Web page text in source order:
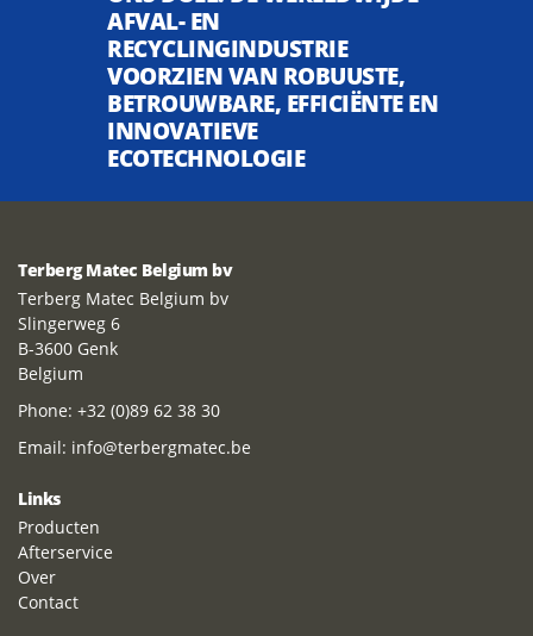
AFVAL- EN
RECYCLINGINDUSTRIE
VOORZIEN VAN ROBUUSTE,
BETROUWBARE, EFFICIËNTE EN
INNOVATIEVE
ECOTECHNOLOGIE
Terberg Matec Belgium bv
Terberg Matec Belgium bv
Slingerweg 6
B-3600 Genk
Belgium
Phone: +32 (0)89 62 38 30
Email: info@terbergmatec.be
Links
Producten
Afterservice
Over
Contact